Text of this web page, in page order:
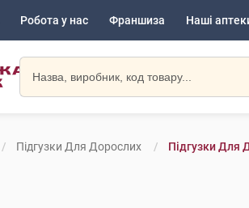
Робота у нас Франшиза Наші
Підгузки Для Дорослих Підгузки Для